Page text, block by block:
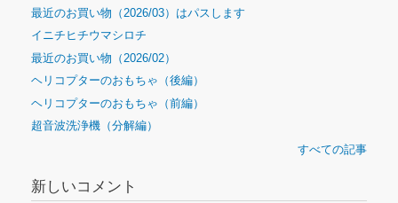
最近のお買い物（2026/03）はパスします
イニチヒチウマシロチ
最近のお買い物（2026/02）
ヘリコプターのおもちゃ（後編）
ヘリコプターのおもちゃ（前編）
超音波洗浄機（分解編）
すべての記事
新しいコメント